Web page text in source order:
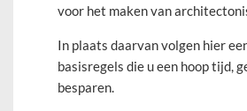
voor het maken van
In plaats daarvan volgen hier
basisregels die u een hoop tijd,
besparen.